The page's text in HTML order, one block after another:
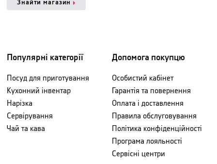
Знайти магазин
Популярні категорії
Посуд для приготування
Кухонний інвентар
Нарізка
Сервірування
Чай та кава
Допомога покупцю
Особистий кабінет
Гарантія та повернення
Оплата і доставлення
Правила обслуговування
Політика конфіденційності
Програма лояльності
Сервісні центри